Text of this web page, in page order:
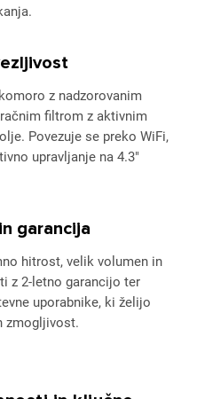
z nadzorovanim
filtrom z aktivnim
Povezuje se preko WiFi,
upravljanje na 4.3"
garancija
hitrost, velik volumen in
z 2-letno garancijo ter
uporabnike, ki želijo
zmogljivost.